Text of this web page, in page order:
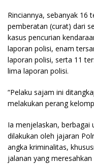
Rinciannya, sebanyak 16
pemberatan (curat) dari
kasus pencurian
laporan polisi, enam
laporan polisi, serta 11
lima laporan polisi.
“Pelaku sajam ini
melakukan perang
Ia menjelaskan, berbagai
dilakukan oleh jajaran
angka kriminalitas,
jalanan yang